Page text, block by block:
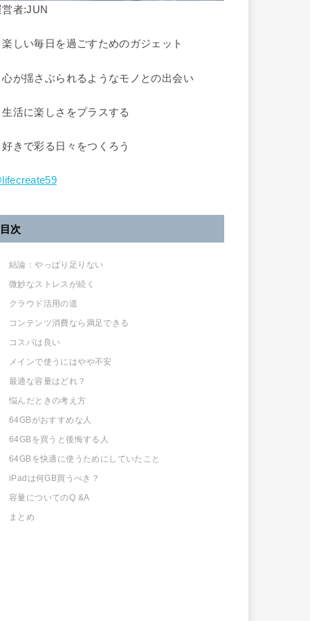
営者:JUN
しい毎日を過ごすためのガジェット
が揺さぶられるようなモノとの出会い
活に楽しさをプラスする
きで彩る日々をつくろう
目次
結論：やっぱり足りない
微妙なストレスが続く
クラウド活用の道
コンテンツ消費なら満足できる
コスパは良い
メインで使うにはやや不安
最適な容量はどれ？
悩んだときの考え方
64GBがおすすめな人
64GBを買うと後悔する人
64GBを快適に使うためにしていたこと
iPadは何GB買うべき？
容量についてのQ &A
まとめ